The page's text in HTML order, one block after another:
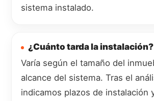
sistema instalado.
¿Cuánto tarda la instalación?
Varía según el tamaño del
alcance del sistema. Tras el
indicamos plazos de instalación